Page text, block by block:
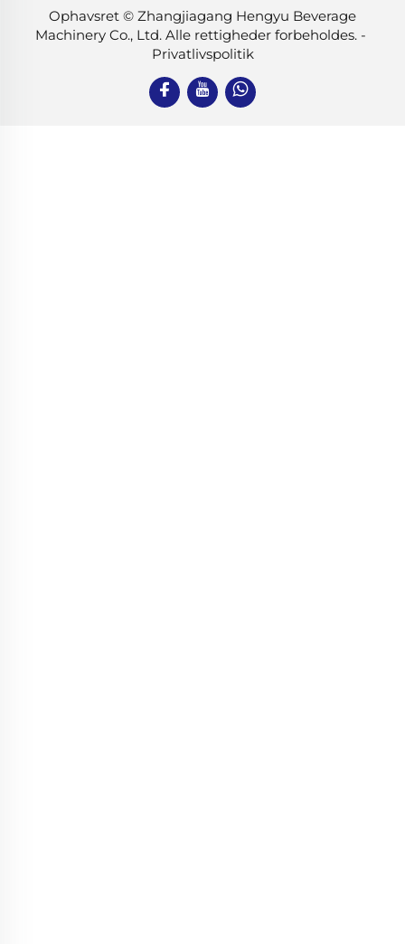
Ophavsret © Zhangjiagang Hengyu Beverage
Machinery Co., Ltd. Alle rettigheder forbeholdes. -
Privatlivspolitik